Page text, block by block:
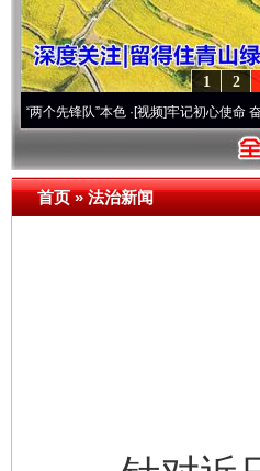
2
1
队”本色·[视频]牢记初心使命 奋进复兴征
首页»法治新闻